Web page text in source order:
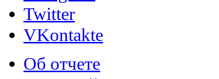
Twitter
VKontakte
Об отчете